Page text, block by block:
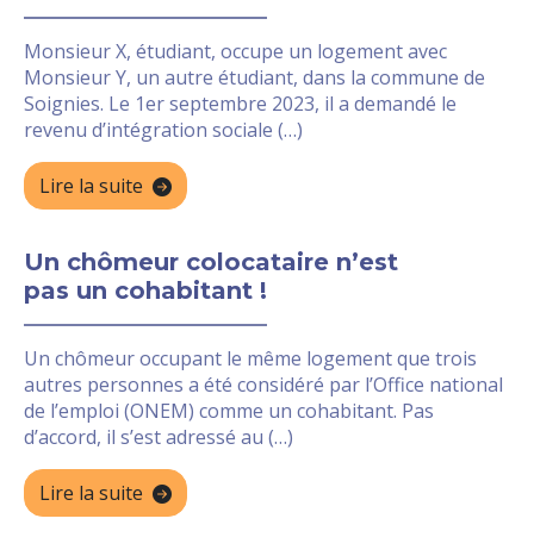
Monsieur X, étudiant, occupe un logement avec
Monsieur Y, un autre étudiant, dans la commune de
Soignies. Le 1er septembre 2023, il a demandé le
revenu d’intégration sociale (…)
Lire la suite
Un chômeur colocataire n’est
pas un cohabitant !
Un chômeur occupant le même logement que trois
autres personnes a été considéré par l’Office national
de l’emploi (ONEM) comme un cohabitant. Pas
d’accord, il s’est adressé au (…)
Lire la suite